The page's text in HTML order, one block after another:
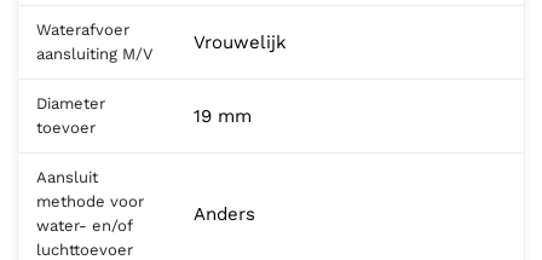
Waterafvoer
aansluiting M/V
Vrouwelijk
Diameter
toevoer
19 mm
Aansluit
methode voor
water- en/of
luchttoevoer
Anders